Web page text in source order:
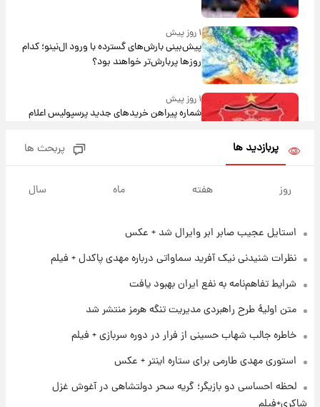
۱ روز پیش
پیش‌بینی بارش‌های گسترده با ورود ال‌نینو؛ کدام
روزها پربارش‌تر خواهند بود؟
۱ روز پیش
شماره پیراهن خریدهای جدید پرسپولیس اعلام
شد+فیلم
۱ روز پیش
امروز پنجشنبه ۱۵ مرداد ۱۴۰۵ +جدول
قیمت طلا و سکه امروز پنجشنبه ۱۵ مرداد ۱۴۰۵
۱ روز پیش
شارژ جدید کالابرگ برای سه دهک؛ جزئیات اعلام
شد
پربازدید ها پربحث ها
روز هفته ماه سال
استایل عجیب صابر ابر وایرال شد + عکس
نظرات شنیدنی نیک آفرید سماواتی درباره مهدی پاکدل + فیلم
شرایط تفاهم‌نامه به نفع ایران بهبود یافت
متن اولیۀ طرح راهبردی مدیریت تنگه هرمز منتشر شد
خاطره جالب شهاب حسینی از فرار در دوره سربازی + فیلم
استوری مهدی طارمی برای ستاره اینتر + عکس
لحظه احساسی دو بازیگر؛ گریه سحر دولتشاهی در آغوش غزل